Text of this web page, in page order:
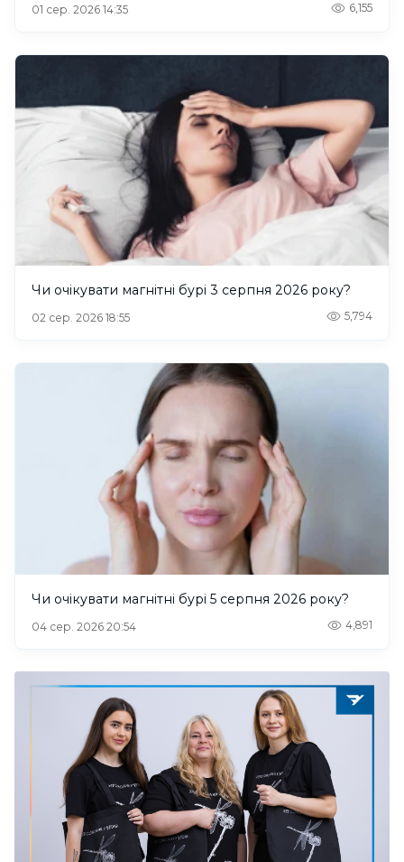
01 сер. 2026 14:35 6,155
Чи очікувати магнітні бурі 3 серпня 2026 року?
02 сер. 2026 18:55 5,794
Чи очікувати магнітні бурі 5 серпня 2026 року?
04 сер. 2026 20:54 4,891